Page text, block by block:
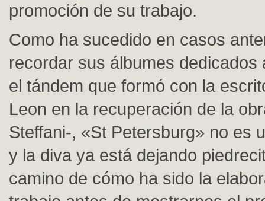
promoción de su trabajo.
Como ha sucedido en casos
recordar sus álbumes dedicados
el tándem que formó con la
Leon en la recuperación de la
Steffani-, «St Petersburg» no es
y la diva ya está dejando
camino de cómo ha sido la